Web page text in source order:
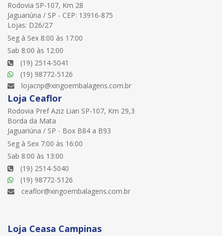
Rodovia SP-107, Km 28
Jaguariúna / SP - CEP: 13916-875
Lojas: D26/27
Seg à Sex 8:00 às 17:00
Sab 8:00 às 12:00
(19) 2514-5041
(19) 98772-5126
lojacnp@xingoembalagens.com.br
Loja Ceaflor
Rodovia Pref Aziz Lian SP-107, Km 29,3
Borda da Mata
Jaguariúna / SP - Box B84 a B93
Seg à Sex 7:00 às 16:00
Sab 8:00 às 13:00
(19) 2514-5040
(19) 98772-5126
ceaflor@xingoembalagens.com.br
Loja Ceasa Campinas